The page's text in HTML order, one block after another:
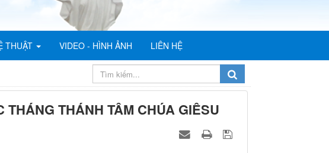
THUẬT VIDEO - HÌNH ẢNH LIÊN HỆ
THÁNH TÂM CHÚA GIÊSU